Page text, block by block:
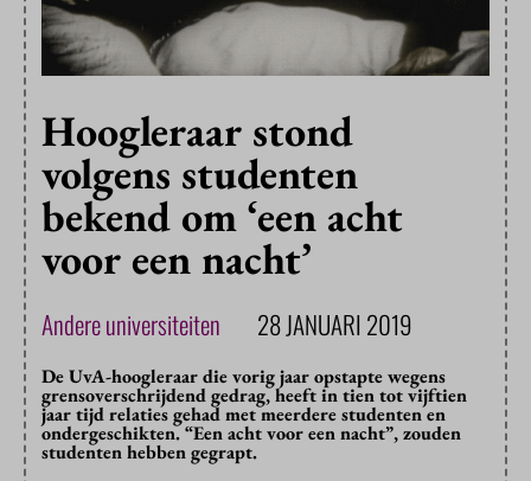
Hoogleraar stond
volgens studenten
bekend om ‘een acht
voor een nacht’
Andere universiteiten 28 JANUARI 2019
De UvA-hoogleraar die vorig jaar opstapte wegens
grensoverschrijdend gedrag, heeft in tien tot vijftien
jaar tijd relaties gehad met meerdere studenten en
ondergeschikten. “Een acht voor een nacht”, zouden
studenten hebben gegrapt.